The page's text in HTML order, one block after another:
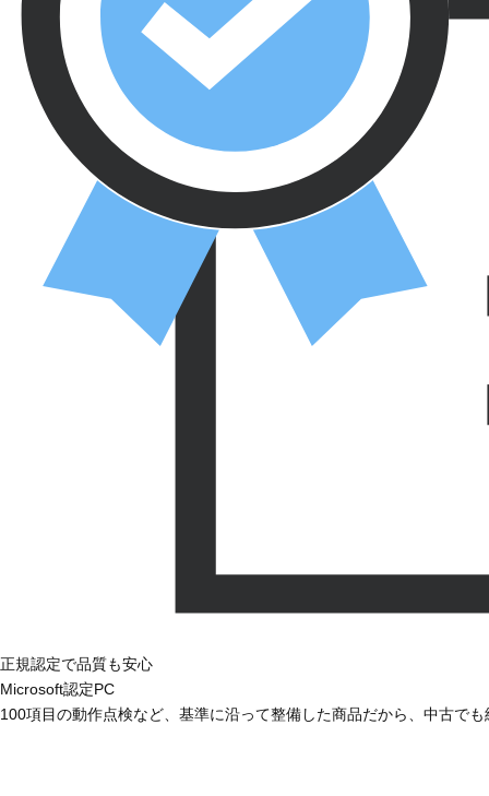
正規認定で品質も安心
Microsoft認定PC
100項目の動作点検など、基準に沿って整備した商品だから、中古で